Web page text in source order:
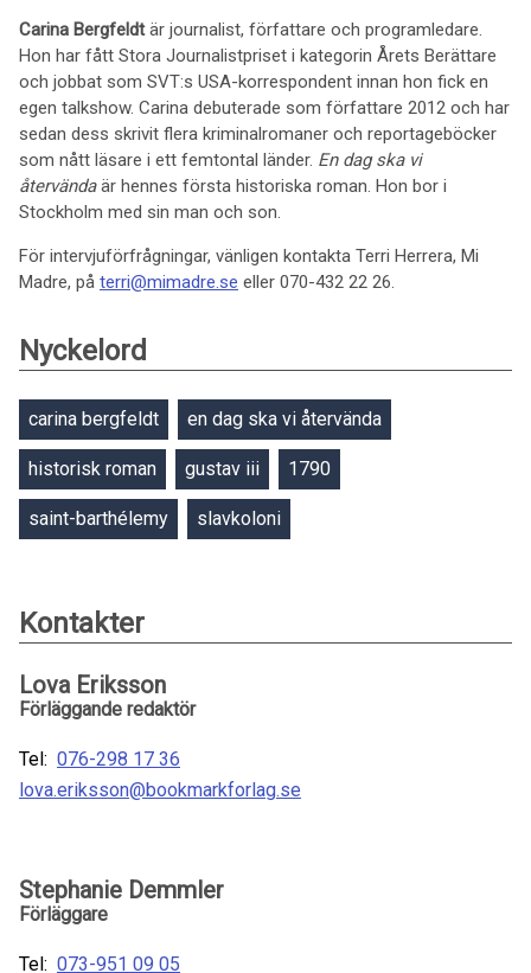
Carina Bergfeldtär journalist, författare och programledare.
Hon har fått Stora Journalistpriset i kategorin Årets Berättare
och jobbat som SVT:s USA-korrespondent innan hon fick en
egen talkshow. Carina debuterade som författare 2012 och har
sedan dess skrivit flera kriminalromaner och reportageböcker
som nått läsare i ett femtontal länder. En dag ska vi
återvändaär hennes första historiska roman. Hon bor i
Stockholm med sin man och son.
För intervjuförfrågningar, vänligen kontakta Terri Herrera, Mi
Madre, på terri@mimadre.se eller 070-432 22 26.
Nyckelord
carina bergfeldt en dag ska vi återvända
historisk roman gustav iii 1790
saint-barthélemy slavkoloni
Kontakter
Lova Eriksson
Förläggande redaktör
Tel: 076-298 17 36
lova.eriksson@bookmarkforlag.se
Stephanie Demmler
Förläggare
Tel: 073-951 09 05